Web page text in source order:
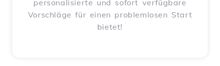
personalisierte und sofort verfügbare
Vorschläge für einen problemlosen Start
bietet!